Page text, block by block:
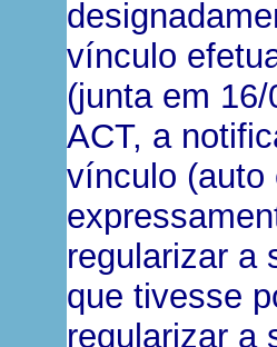
vínculo
(junta em
ACT, a
vínculo (auto
regularizar a
que tivesse
regularizar a